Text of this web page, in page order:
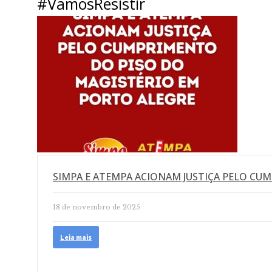
SIMPA E ATEMPA ACIONAM JUSTIÇA PELO
18 de novembro de 2025
Leia mais